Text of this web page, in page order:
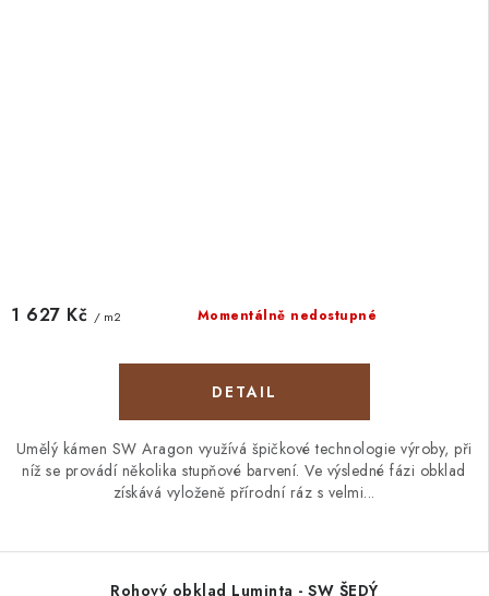
Momentálně nedostupné
1 627 Kč / m2
Umělý kámen SW Aragon využívá špičkové technologie výroby, při
níž se provádí několika stupňové barvení. Ve výsledné fázi obklad
získává vyloženě přírodní ráz s velmi...
Rohový obklad Luminta - SW ŠEDÝ